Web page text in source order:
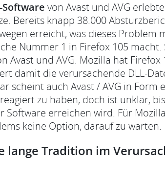
von Avast und AVG
Bereits knapp 38.000
erreicht, was dieses Problem
Nummer 1 in Firefox 105 macht.
Avast und AVG. Mozilla hat Firefox
damit die verursachende DLL-
scheint auch Avast / AVG in Form
zu haben, doch ist unklar,
Software erreichen wird. Für
keine Option, darauf zu warten.
lange Tradition im